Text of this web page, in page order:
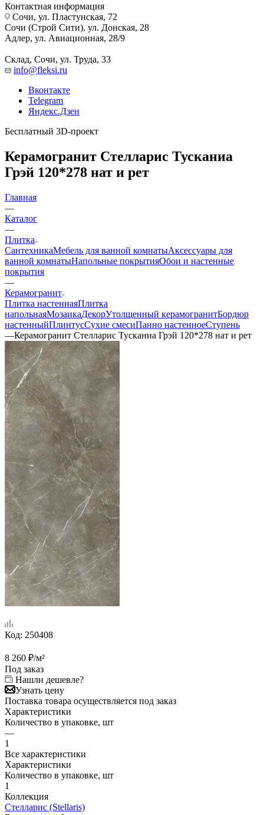
Контактная информация
Сочи, ул. Пластунская, 72
Сочи (Строй Сити), ул. Донская, 28
Адлер, ул. Авиационная, 28/9
Склад, Сочи, ул. Труда, 33
info@fleksi.ru
Вконтакте
Telegram
Яндекс.Дзен
Бесплатный 3D-проект
Керамогранит Стелларис Тусканиа
Грэй 120*278 нат и рет
Главная
—
Каталог
—
Плитка
СантехникаМебель для ванной комнатыАксессуары для
ванной комнатыНапольные покрытияОбои и настенные
покрытия
—
Керамогранит
Плитка настеннаяПлитка
напольнаяМозаикаДекорУтолщенный керамогранитБордюр
настенныйПлинтусСухие смесиПанно настенноеСтупень
—Керамогранит Стелларис Тусканиа Грэй 120*278 нат и рет
Код: 250408
8 260 ₽/м²
Под заказ
Нашли дешевле?
Узнать цену
Поставка товара осуществляется под заказ
Характеристики
Количество в упаковке, шт
—
1
Все характеристики
Характеристики
Количество в упаковке, шт
1
Коллекция
Стелларис (Stellaris)